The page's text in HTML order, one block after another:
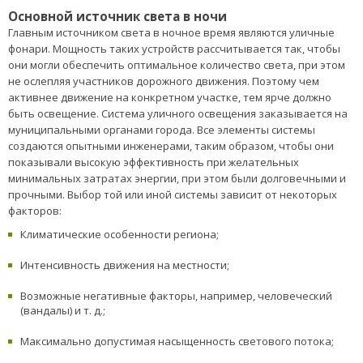
Основной источник света в ночи
Главным источником света в ночное время являются уличные
фонари. Мощность таких устройств рассчитывается так, чтобы
они могли обеспечить оптимальное количество света, при этом
не ослепляя участников дорожного движения. Поэтому чем
активнее движение на конкретном участке, тем ярче должно
быть освещение. Система уличного освещения заказывается на
муниципальными органами города. Все элементы системы
создаются опытными инженерами, таким образом, чтобы они
показывали высокую эффективность при желательных
минимальных затратах энергии, при этом были долговечными и
прочными. Выбор той или иной системы зависит от некоторых
факторов:
Климатические особенности региона;
Интенсивность движения на местности;
Возможные негативные факторы, например, человеческий
(вандалы) и т. д.;
Максимально допустимая насыщенность светового потока;